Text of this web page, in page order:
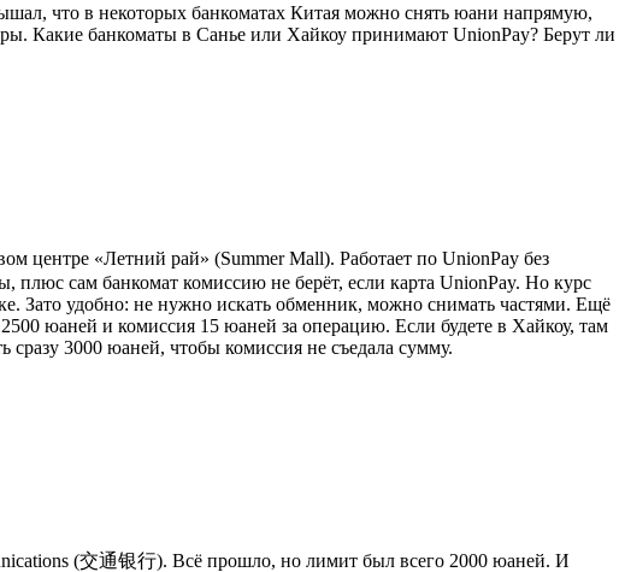
что в некоторых банкоматах Китая можно снять юани напрямую,
Какие банкоматы в Санье или Хайкоу принимают UnionPay? Берут ли
центре «Летний рай» (Summer Mall). Работает по UnionPay без
сам банкомат комиссию не берёт, если карта UnionPay. Но курс
Зато удобно: не нужно искать обменник, можно снимать частями. Ещё
юаней и комиссия 15 юаней за операцию. Если будете в Хайкоу, там
3000 юаней, чтобы комиссия не съедала сумму.
(交通银行). Всё прошло, но лимит был всего 2000 юаней. И